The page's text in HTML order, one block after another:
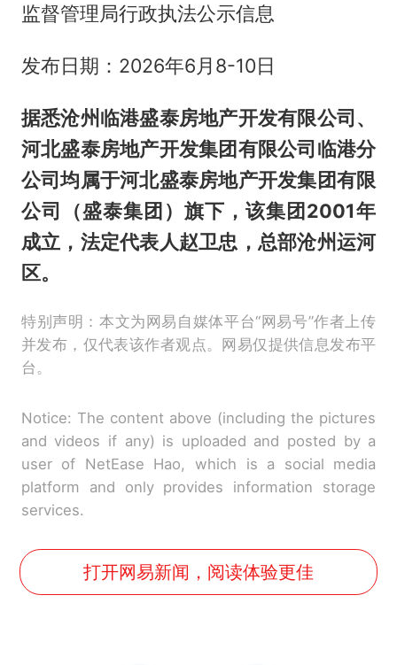
监督管理局行政执法公示信息
发布日期：2026年6月8-10日
据悉沧州临港盛泰房地产开发有限公司、
河北盛泰房地产开发集团有限公司临港分
公司均属于河北盛泰房地产开发集团有限
公司（盛泰集团）旗下，该集团2001年
成立，法定代表人赵卫忠，总部沧州运河
区。
特别声明：本文为网易自媒体平台“网易号”作者上传
并发布，仅代表该作者观点。网易仅提供信息发布平
台。
Notice: The content above (including the pictures
and videos if any) is uploaded and posted by a
user of NetEase Hao, which is a social media
platform and only provides information storage
services.
打开网易新闻，阅读体验更佳